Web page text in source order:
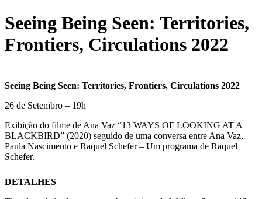
Seeing Being Seen: Territories,
Frontiers, Circulations 2022
Seeing Being Seen: Territories, Frontiers, Circulations 2022
26 de Setembro – 19h
Exibição do filme de Ana Vaz “13 WAYS OF LOOKING AT A
BLACKBIRD” (2020) seguido de uma conversa entre Ana Vaz,
Paula Nascimento e Raquel Schefer – Um programa de Raquel
Schefer.
DETALHES